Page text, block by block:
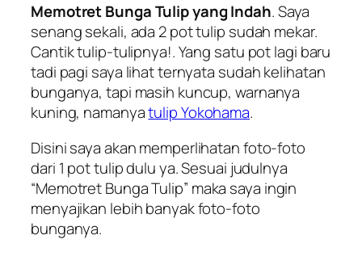
Memotret Bunga Tulip yang Indah. Saya
senang sekali, ada 2 pot tulip sudah mekar.
Cantik tulip-tulipnya!. Yang satu pot lagi baru
tadi pagi saya lihat ternyata sudah kelihatan
bunganya, tapi masih kuncup, warnanya
kuning, namanyatulip Yokohama.
Disini saya akan memperlihatan foto-foto
dari 1 pot tulip dulu ya. Sesuai judulnya
“Memotret Bunga Tulip” maka saya ingin
menyajikan lebih banyak foto-foto
bunganya.